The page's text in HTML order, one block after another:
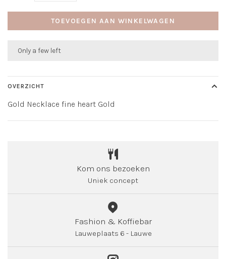
TOEVOEGEN AAN WINKELWAGEN
Only a few left
OVERZICHT
Gold Necklace fine heart Gold
Kom ons bezoeken
Uniek concept
Fashion & Koffiebar
Lauweplaats 6 - Lauwe